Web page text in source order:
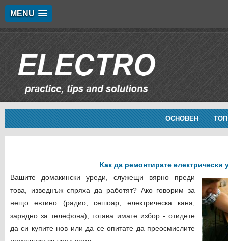
MENU
ОСНОВЕН
Как да ремонтирате електрически
Вашите домакински уреди, служещи вярно преди
това, изведнъж спряха да работят? Ако говорим за
нещо евтино (радио, сешоар, електрическа кана,
зарядно за телефона), тогава имате избор - отидете
да си купите нов или да се опитате да преосмислите